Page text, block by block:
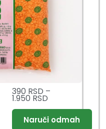
390 RSD –
1.950 RSD